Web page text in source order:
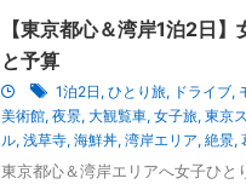
【東京都心＆湾岸1泊2日
と予算
1泊2日 , ひとり旅, ドライブ,
美術館, 夜景, 大観覧車, 女子旅, 東京
ル, 浅草寺, 海鮮丼, 湾岸エリア, 絶景,
東京都心＆湾岸エリアへ女子ひと